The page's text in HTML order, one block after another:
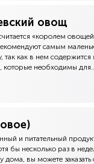
овощ
«королем
самым
так как в нем
которые необходимы
и питательный
бы несколько раз в
дома, вы можете